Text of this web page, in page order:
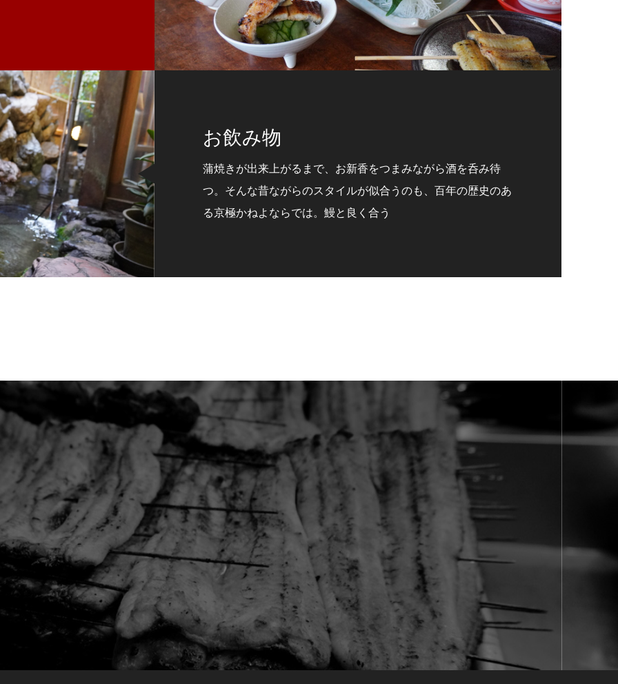
お飲み物
蒲焼きが出来上がるまで、お新香をつまみながら酒を呑み待
つ。そんな昔ながらのスタイルが似合うのも、百年の歴史のあ
る京極かねよならでは。鰻と良く合う